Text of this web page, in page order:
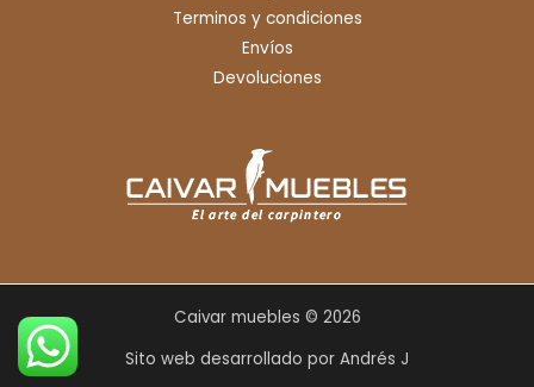
Terminos y condiciones
Envíos
Devoluciones
Caivar muebles © 2026
Sito web desarrollado por Andrés J